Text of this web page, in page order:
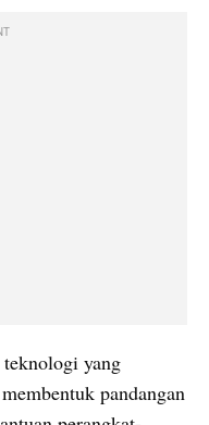
yang
pandangan